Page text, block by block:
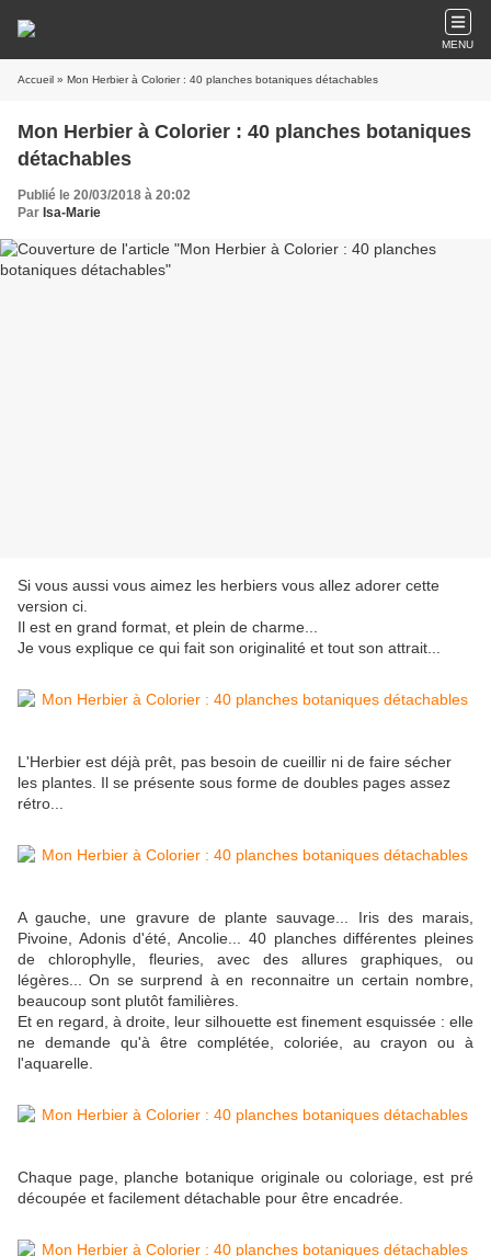
MENU
Accueil » Mon Herbier à Colorier : 40 planches botaniques détachables
Mon Herbier à Colorier : 40 planches botaniques
détachables
Publié le 20/03/2018 à 20:02
Par Isa-Marie
Si vous aussi vous aimez les herbiers vous allez adorer cette
version ci.
Il est en grand format, et plein de charme...
Je vous explique ce qui fait son originalité et tout son attrait...
L'Herbier est déjà prêt, pas besoin de cueillir ni de faire sécher
les plantes. Il se présente sous forme de doubles pages assez
rétro...
A gauche, une gravure de plante sauvage... Iris des marais,
Pivoine, Adonis d'été, Ancolie... 40 planches différentes pleines
de chlorophylle, fleuries, avec des allures graphiques, ou
légères... On se surprend à en reconnaitre un certain nombre,
beaucoup sont plutôt familières.
Et en regard, à droite, leur silhouette est finement esquissée : elle
ne demande qu'à être complétée, coloriée, au crayon ou à
l'aquarelle.
Chaque page, planche botanique originale ou coloriage, est pré
découpée et facilement détachable pour être encadrée.